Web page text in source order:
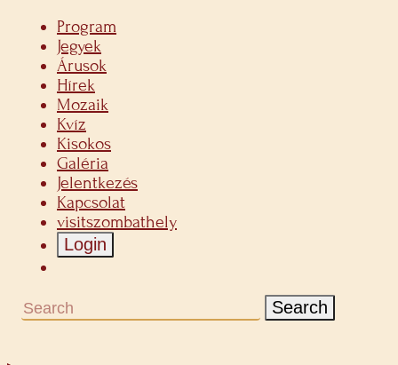
Program
Jegyek
Árusok
Hírek
Mozaik
Kvíz
Kisokos
Galéria
Jelentkezés
Kapcsolat
visitszombathely
Login
Search